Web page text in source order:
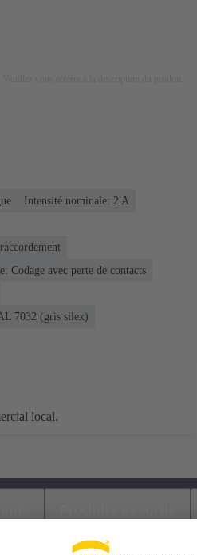
Intensité nominale: ‌2 A
Codage avec perte de contacts
7032 (gris silex)
local.